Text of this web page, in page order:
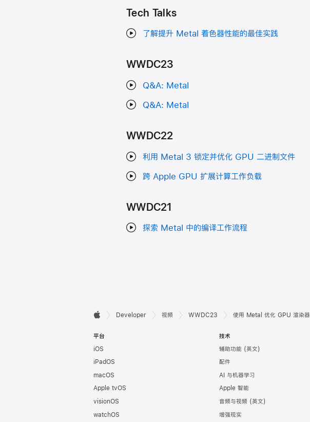
Tech Talks
了解提升 Metal 着色器性能的最佳实践
WWDC23
Q&A: Metal
Q&A: Metal
WWDC22
利用 Metal 3 锁定并优化 GPU 二进制文件
跨 Apple GPU 扩展计算工作负载
WWDC21
探索 Metal 中的编译工作流程
开
发
者
页
脚

Developer 视频 WWDC23 使用 Metal 优化 GPU 渲染器
平台
iOS
iPadOS
macOS
Apple tvOS
visionOS
watchOS
技术
辅助功能
配件
AI 与机器学习
Apple 智能
音频与视频
增强现实